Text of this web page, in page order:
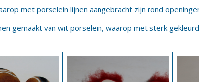
met porselein lijnen aangebracht zijn rond
gemaakt van wit porselein, waarop met sterk